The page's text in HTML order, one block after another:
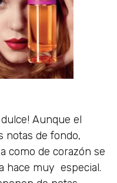
Aunque el
notas de fondo,
como de corazón se
hace muy especial.